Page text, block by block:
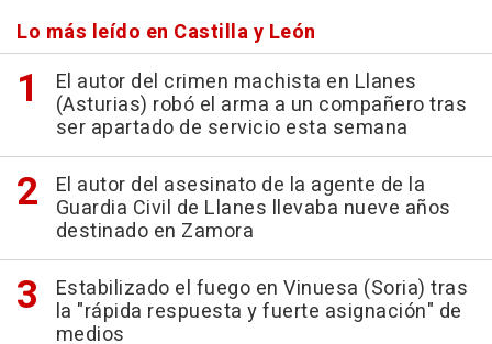
Lo más leído en Castilla y León
El autor del crimen machista en Llanes
(Asturias) robó el arma a un compañero tras
ser apartado de servicio esta semana
El autor del asesinato de la agente de la
Guardia Civil de Llanes llevaba nueve años
destinado en Zamora
Estabilizado el fuego en Vinuesa (Soria) tras
la "rápida respuesta y fuerte asignación" de
medios